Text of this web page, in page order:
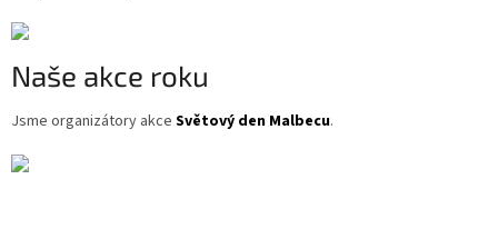
u
Naše akce roku
Jsme organizátory akce Světový den Malbecu.